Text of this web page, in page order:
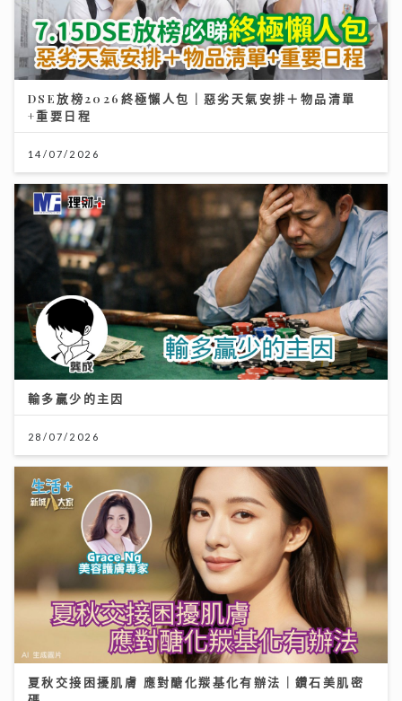
DSE放榜2026終極懶人包｜惡劣天氣安排＋物品清單
+重要日程
14/07/2026
輸多贏少的主因
28/07/2026
夏秋交接困擾肌膚 應對醣化羰基化有辦法｜鑽石美肌密